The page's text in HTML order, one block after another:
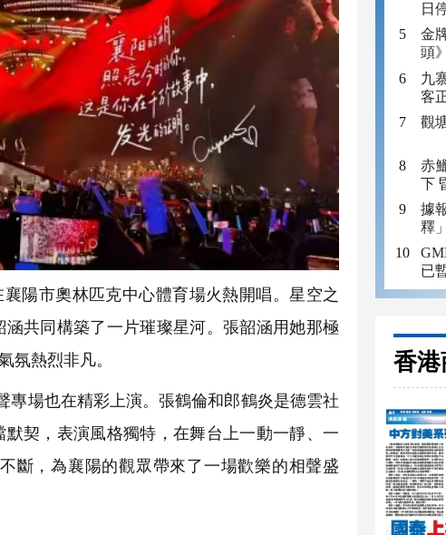
陽市奧林匹克中心體育場火熱開唱。星空之
共同構築了一片璀璨星河。張韶涵用她那極
氛熱烈非凡。
場也在精彩上演。張鶴倫和郎鶴炎是德雲社
契，表演風格獨特，在舞台上一動一靜、一
斷，為襄陽的觀眾帶來了一場歡樂的相聲盛
日
金
頭
九
客
觀
赤
下
據
釋
已
主
香港